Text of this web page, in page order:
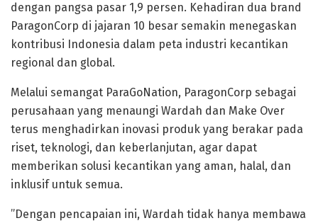
dengan pangsa pasar 1,9 persen. Kehadiran dua brand
ParagonCorp di jajaran 10 besar semakin menegaskan
kontribusi Indonesia dalam peta industri kecantikan
regional dan global.
Melalui semangat ParaGoNation, ParagonCorp sebagai
perusahaan yang menaungi Wardah dan Make Over
terus menghadirkan inovasi produk yang berakar pada
riset, teknologi, dan keberlanjutan, agar dapat
memberikan solusi kecantikan yang aman, halal, dan
inklusif untuk semua.
”Dengan pencapaian ini, Wardah tidak hanya membawa